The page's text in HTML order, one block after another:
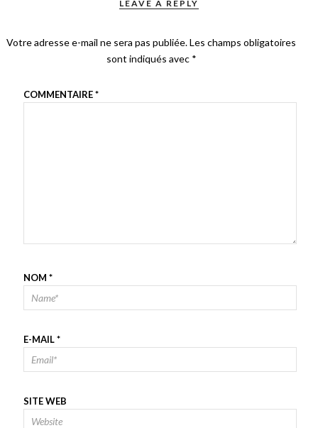
LEAVE A REPLY
Votre adresse e-mail ne sera pas publiée.Les champs obligatoires
sont indiqués avec *
COMMENTAIRE*
NOM *
E-MAIL*
SITE WEB